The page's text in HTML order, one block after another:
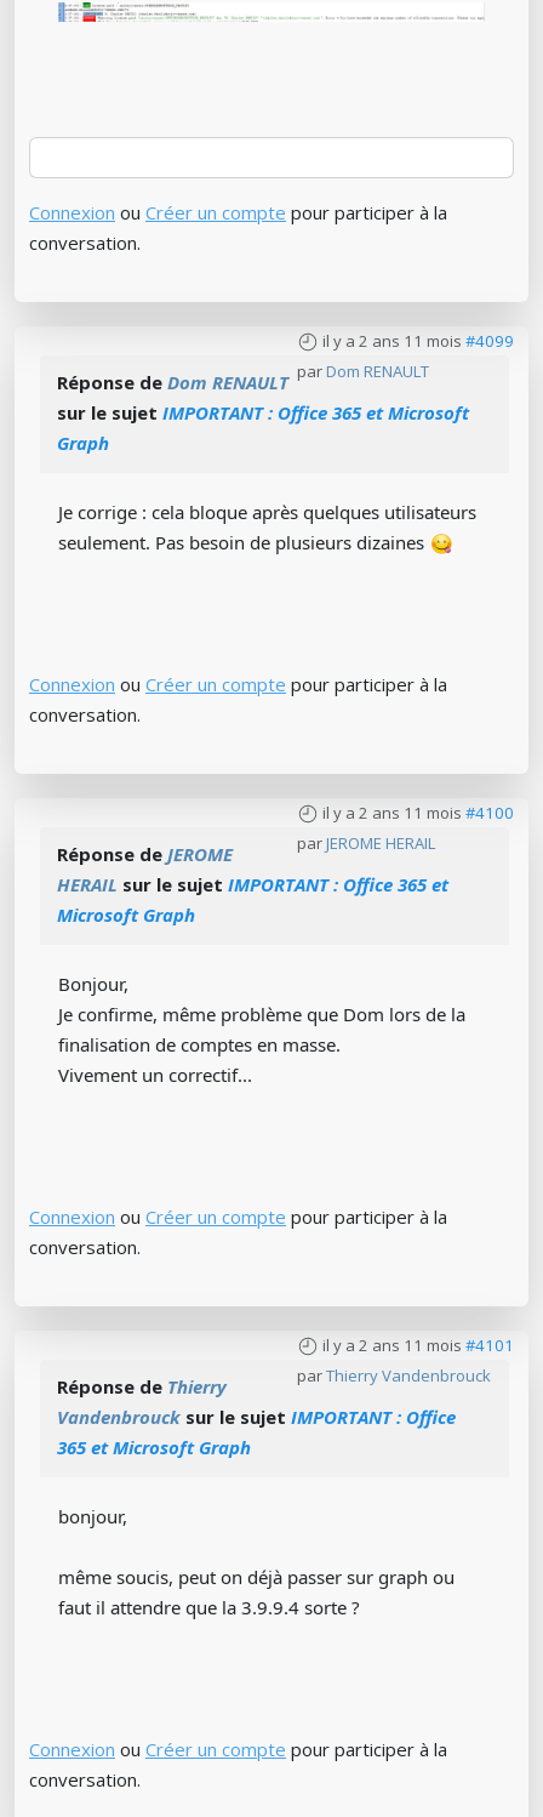
Connexion ou Créer un compte pour participer à la
conversation.
il y a 2 ans 11 mois #4099
par Dom RENAULT
Réponse de Dom RENAULT
sur le sujet IMPORTANT : Office 365 et Microsoft
Graph
Je corrige : cela bloque après quelques utilisateurs
seulement. Pas besoin de plusieurs dizaines
Connexion ou Créer un compte pour participer à la
conversation.
il y a 2 ans 11 mois #4100
par JEROME HERAIL
Réponse de JEROME
HERAIL sur le sujet IMPORTANT : Office 365 et
Microsoft Graph
Bonjour,
Je confirme, même problème que Dom lors de la
finalisation de comptes en masse.
Vivement un correctif...
Connexion ou Créer un compte pour participer à la
conversation.
il y a 2 ans 11 mois #4101
parThierry Vandenbrouck
Réponse de Thierry
Vandenbrouck sur le sujet IMPORTANT : Office
365 et Microsoft Graph
bonjour,
même soucis, peut on déjà passer sur graph ou
faut il attendre que la 3.9.9.4 sorte ?
Connexion ou Créer un compte pour participer à la
conversation.